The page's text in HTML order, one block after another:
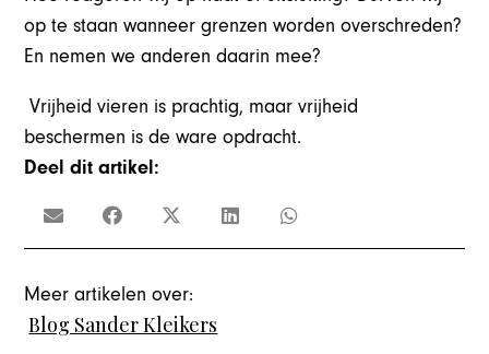
op te staan wanneer grenzen worden overschreden?
En nemen we anderen daarin mee?
Vrijheid vieren is prachtig, maar vrijheid
beschermen is de ware opdracht.
Deel dit artikel:
Meer artikelen over:
Blog Sander Kleikers